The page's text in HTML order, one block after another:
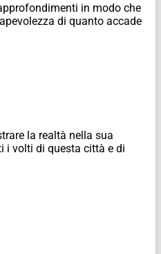
in modo che
di quanto accade
la realtà nella sua
i volti di questa città e di